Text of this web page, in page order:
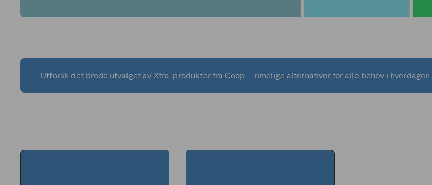
Utforsk det brede utvalget av Xtra-produkter fra Coop – rimelige alternativer for alle behov i hverdagen.